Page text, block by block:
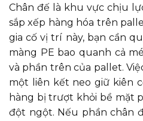
Chân đế là khu vực chịu
sắp xếp hàng hóa trên
gia cố vị trí này, bạn cần
màng PE bao quanh cả
và phần trên của pallet.
một liên kết neo giữ kiên
hàng bị trượt khỏi bề mặt
đột ngột. Nếu phần chân